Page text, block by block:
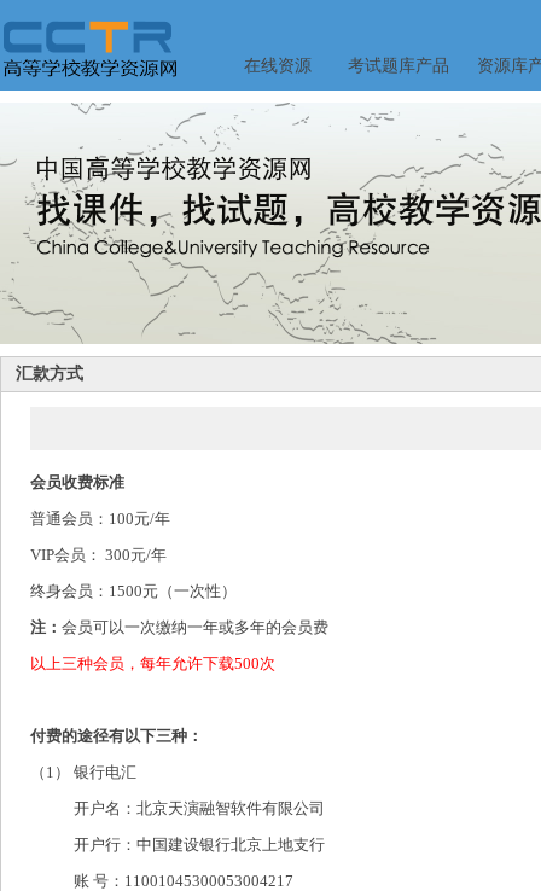
在线资源 考试题库产品 资源库
汇款方式
会员收费标准
普通会员：100元/年
VIP会员： 300元/年
终身会员：1500元（一次性）
注： 会员可以一次缴纳一年或多年的会员费
以上三种会员，每年允许下载500次
付费的途径有以下三种：
（1）
银行电汇
开户名：北京天演融智软件有限公司
开户行：中国建设银行北京上地支行
账 号：11001045300053004217